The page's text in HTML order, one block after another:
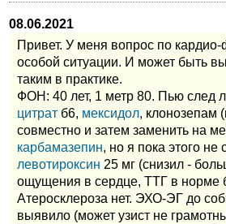
08.06.2021
Привет. У меня вопрос по
особой ситуации. И может быть
таким в практике.
ФОН: 40 лет, 1 метр 80. Пью след
цитрат б6, мексидол, клонозепам
совместно и затем заменить на
карбамазепин, но я пока этого
левотироксин 25 мг (снизил -
ощущения в сердце, ТТГ в норме
Атеросклероза нет. ЭХО-ЭГ до
выявило (может узист не